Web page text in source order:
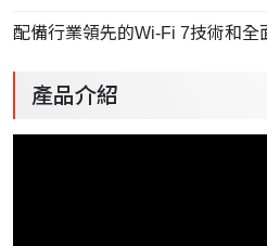
配備行業領先的Wi-Fi 7技術和全
產品介紹